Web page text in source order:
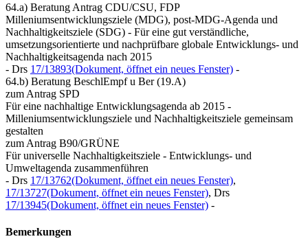
64.a) Beratung Antrag CDU/CSU, FDP
Milleniumsentwicklungsziele (MDG), post-MDG-Agenda und
Nachhaltigkeitsziele (SDG) - Für eine gut verständliche,
umsetzungsorientierte und nachprüfbare globale Entwicklungs- und
Nachhaltigkeitsagenda nach 2015
- Drs 17/13893(Dokument, öffnet ein neues Fenster) -
64.b) Beratung BeschlEmpf u Ber (19.A)
zum Antrag SPD
Für eine nachhaltige Entwicklungsagenda ab 2015 -
Milleniumsentwicklungsziele und Nachhaltigkeitsziele gemeinsam
gestalten
zum Antrag B90/GRÜNE
Für universelle Nachhaltigkeitsziele - Entwicklungs- und
Umweltagenda zusammenführen
- Drs 17/13762(Dokument, öffnet ein neues Fenster),
17/13727(Dokument, öffnet ein neues Fenster), Drs
17/13945(Dokument, öffnet ein neues Fenster) -
Bemerkungen